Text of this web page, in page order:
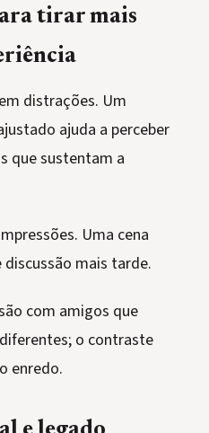
tirar mais
distrações. Um
ajuda a perceber
que sustentam a
Uma cena
mais tarde.
com amigos que
o contraste
enredo.